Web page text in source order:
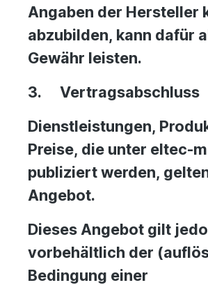
Angaben der Hersteller
abzubilden, kann dafür
Gewähr leisten.
3.
Vertragsabschluss
Dienstleistungen,
Preise, die unter eltec-
publiziert werden,
Angebot.
Dieses Angebot gilt
vorbehältlich der
Bedingung einer